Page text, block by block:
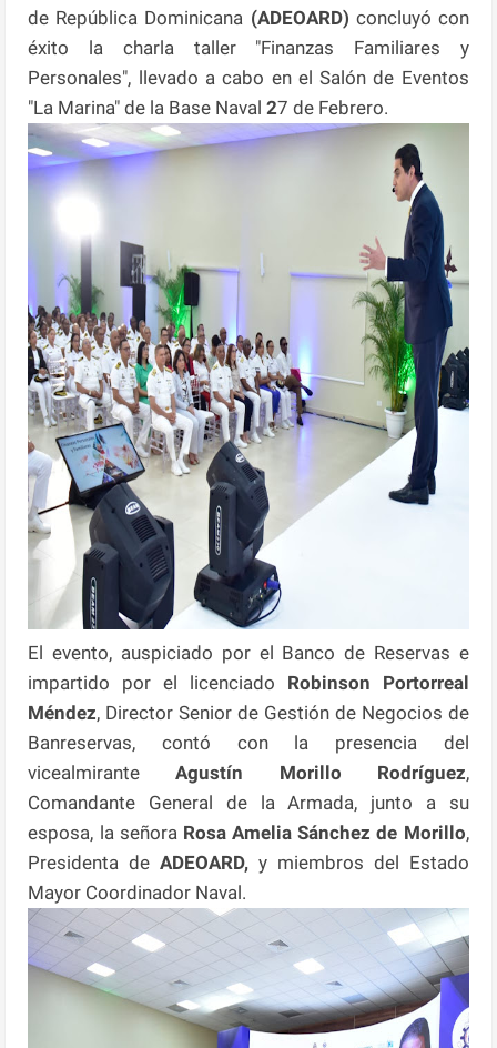
de República Dominicana (ADEOARD) concluyó con
éxito la charla taller "Finanzas Familiares y
Personales", llevado a cabo en el Salón de Eventos
"La Marina" de la Base Naval27 de Febrero.
El evento, auspiciado por el Banco de Reservas e
impartido por el licenciado Robinson Portorreal
Méndez, Director Senior de Gestión de Negocios de
Banreservas, contó con la presencia del
vicealmirante Agustín Morillo Rodríguez,
Comandante General de la Armada, junto a su
esposa, la señora Rosa Amelia Sánchez de Morillo,
Presidenta de ADEOARD,y miembros del Estado
Mayor Coordinador Naval.